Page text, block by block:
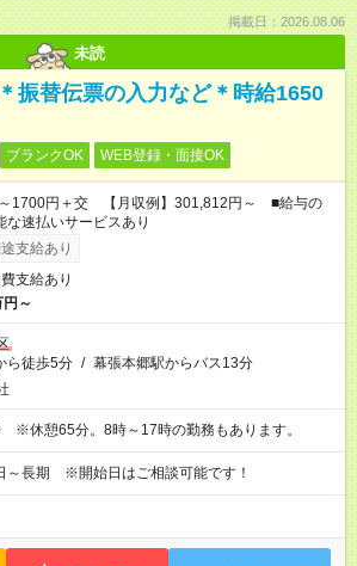
掲載日：2026.08.06
未読
振替伝票の入力など＊時給1650
ブランクOK WEB登録・面接OK
1700円＋交 【月収例】301,812円～ ■給与の
な速払いサービスあり
支給あり
支給あり
～
ら徒歩5分 / 幕張本郷駅からバス13分
※休憩65分。8時～17時の勤務もあります。
～長期 ※開始日はご相談可能です！